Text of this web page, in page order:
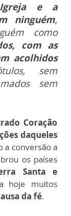
e a
ninguém,
como
com as
acolhidos
sem
sem
Coração
daqueles
a conversão a
os países
Santa e
hoje muitos
da fé.